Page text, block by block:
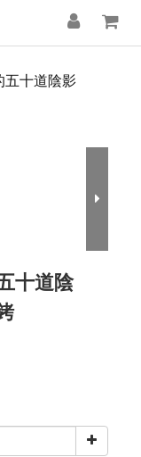
五十道陰影
十道陰